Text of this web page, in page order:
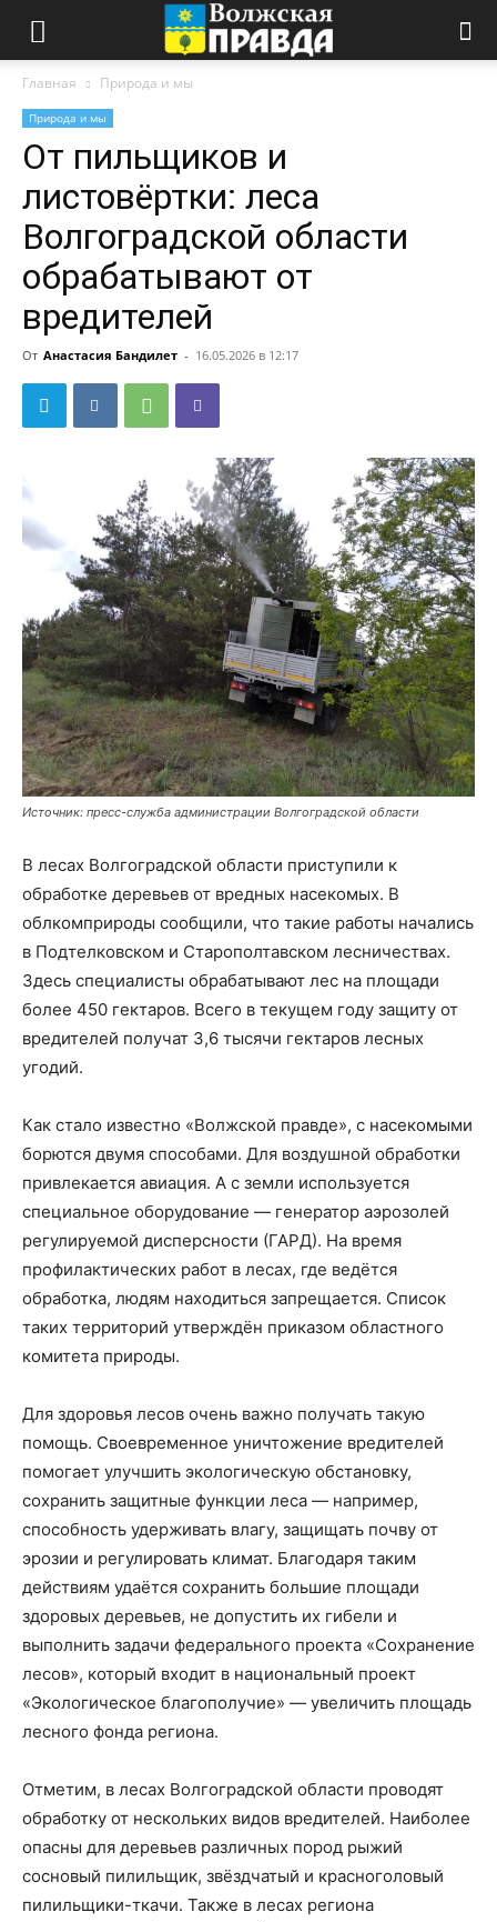
Главная Природа и мы
Природа и мы
От пильщиков и
листовёртки: леса
Волгоградской области
обрабатывают от
вредителей
От Анастасия Бандилет - 16.05.2026 в 12:17
Источник: пресс-служба администрации Волгоградской области
В лесах Волгоградской области приступили к
обработке деревьев от вредных насекомых. В
облкомприроды сообщили, что такие работы начались
в Подтелковском и Старополтавском лесничествах.
Здесь специалисты обрабатывают лес на площади
более 450 гектаров. Всего в текущем году защиту от
вредителей получат 3,6 тысячи гектаров лесных
угодий.
Как стало известно «Волжской правде», с насекомыми
борются двумя способами. Для воздушной обработки
привлекается авиация. А с земли используется
специальное оборудование — генератор аэрозолей
регулируемой дисперсности (ГАРД). На время
профилактических работ в лесах, где ведётся
обработка, людям находиться запрещается. Список
таких территорий утверждён приказом областного
комитета природы.
Для здоровья лесов очень важно получать такую
помощь. Своевременное уничтожение вредителей
помогает улучшить экологическую обстановку,
сохранить защитные функции леса — например,
способность удерживать влагу, защищать почву от
эрозии и регулировать климат. Благодаря таким
действиям удаётся сохранить большие площади
здоровых деревьев, не допустить их гибели и
выполнить задачи федерального проекта «Сохранение
лесов», который входит в национальный проект
«Экологическое благополучие» — увеличить площадь
лесного фонда региона.
Отметим, в лесах Волгоградской области проводят
обработку от нескольких видов вредителей. Наиболее
опасны для деревьев различных пород рыжий
сосновый пилильщик, звёздчатый и красноголовый
пилильщики-ткачи. Также в лесах региона